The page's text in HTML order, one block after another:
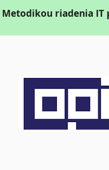
Metodikou riadenia